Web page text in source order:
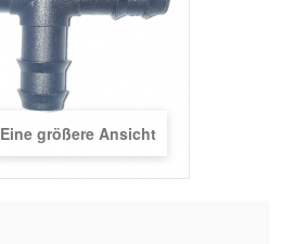
Eine größere Ansicht